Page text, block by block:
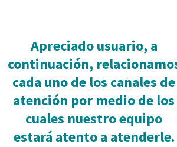
Apreciado usuario, a
continuación,
cada uno de los canales de
atención por medio de los
cuales nuestro equipo
estará atento a atenderle.